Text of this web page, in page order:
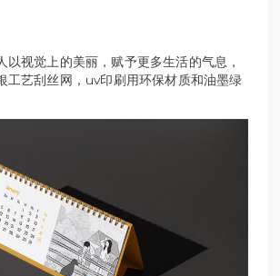
以视觉上的美丽，赋予更多生活的气息，
工艺刮丝网，uv印刷用环保材质和油墨绿